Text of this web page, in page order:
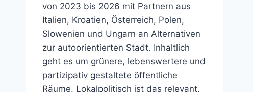
von 2023 bis 2026 mit Partnern aus
Italien, Kroatien, Österreich, Polen,
Slowenien und Ungarn an Alternativen
zur autoorientierten Stadt. Inhaltlich
geht es um grünere, lebenswertere und
partizipativ gestaltete öffentliche
Räume. Lokalpolitisch ist das relevant,